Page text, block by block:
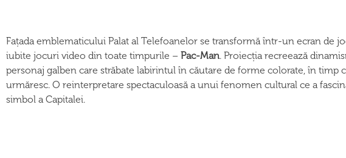
Fațada emblematicului Palat al Telefoanelor se transformă într-un ecran de
iubite jocuri video din toate timpurile – Pac-Man. Proiecția recreează
personaj galben care străbate labirintul în căutare de forme colorate, în timp
urmăresc. O reinterpretare spectaculoasă a unui fenomen cultural ce a
simbol a Capitalei.